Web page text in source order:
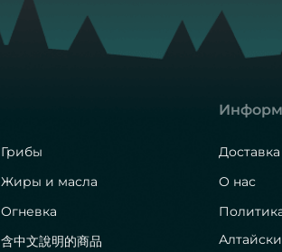
Грибы
Жиры и масла
Огневка
含中文說明的商品
О нас